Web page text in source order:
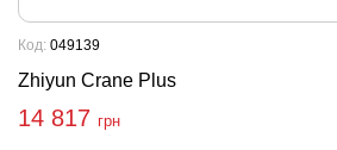
Zhiyun Crane Plus
Код: 049139
14 817 грн